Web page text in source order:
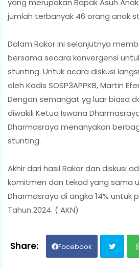
yang merupakan Bapak Asuh
jumlah terbanyak 46 orang anak
Dalam Rakor ini selanjutnya
bersama secara konvergensi
stunting. Untuk acara diskusi
oleh Kadis SOSP3APPKB, Martin
Dengan semangat yg luar biasa
diwakili Ketua Iswana
Dharmasraya menanyakan
stunting.
Akhir dari hasil Rakor dan diskusi
komitmen dan tekad yang sama
Dharmasraya di angka 14% untuk
Tahun 2024. ( AKN)
Facebook